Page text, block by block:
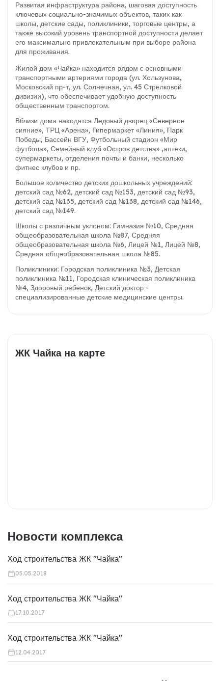
Развитая инфраструктура района, шаговая доступность
ключевых социально-значимых объектов, таких как
школы, детские сады, поликлиники, торговые центры, а
также высокий уровень транспортной доступности делает
его максимально привлекательным при выборе района
для проживания.
Жилой дом «Чайка» находится рядом с основными
транспортными артериями города (ул. Хользунова,
Московский пр-т, ул. Солнечная, ул. 45 Стрелковой
дивизии), что обеспечивает удобную доступность
общественным транспортом.
Вблизи дома находятся Ледовый дворец «Северное
сияние», ТРЦ «Арена», Гипермаркет «Линия», Парк
Победы, Бассейн ВГУ, Футбольный стадион «Мир
футбола», Семейный клуб «Остров детства» ,аптеки,
супермаркеты, отделения почты и банки, несколько
фитнес клубов и пр.
Большое количество детских дошкольных учреждений:
детский сад №62, детский сад №153, детский сад №93,
детский сад №135, детский сад №138, детский сад №146,
детский сад №149.
Школы с различным уклоном: Гимназия №10, Средняя
общеобразовательная школа №87, Средняя
общеобразовательная школа №6, Лицей №1, Лицей №8,
Средняя общеобразовательная школа №85.
Поликлиники: Городская поликлиника №3, Детская
поликлиника №11, Городская клиническая поликлиника
№4, Здоровый ребенок, Детский доктор -
специализированные детские медицинские центры.
ЖК Чайка на карте
Новости комплекса
Ход строительства ЖК "Чайка"
05.05.2018
Ход строительства ЖК "Чайка"
17.10.2017
Ход строительства ЖК "Чайка"
12.04.2017